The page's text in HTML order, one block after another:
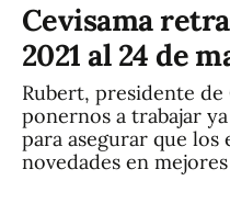
Cevisama
2021 al 24 de
Rubert, presidente de
ponernos a trabajar
para asegurar que
novedades en